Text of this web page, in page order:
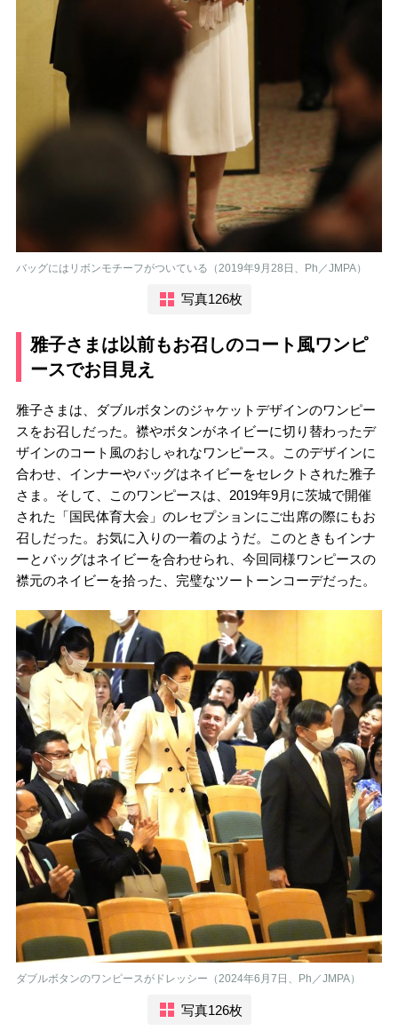
バッグにはリボンモチーフがついている（2019年9月28日、Ph／JMPA）
写真126枚
雅子さまは以前もお召しのコート風ワンピ
ースでお目見え
雅子さまは、ダブルボタンのジャケットデザインのワンピー
スをお召しだった。襟やボタンがネイビーに切り替わったデ
ザインのコート風のおしゃれなワンピース。このデザインに
合わせ、インナーやバッグはネイビーをセレクトされた雅子
さま。そして、このワンピースは、2019年9月に茨城で開催
された「国民体育大会」のレセプションにご出席の際にもお
召しだった。お気に入りの一着のようだ。このときもインナ
ーとバッグはネイビーを合わせられ、今回同様ワンピースの
襟元のネイビーを拾った、完璧なツートーンコーデだった。
ダブルボタンのワンピースがドレッシー（2024年6月7日、Ph／JMPA）
写真126枚